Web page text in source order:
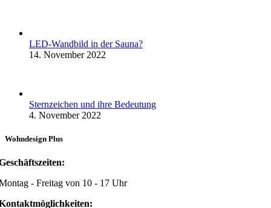
LED-Wandbild in der Sauna?
14. November 2022
Sternzeichen und ihre Bedeutung
4. November 2022
Wohndesign Plus
- Freitag von 10 - 17 Uhr